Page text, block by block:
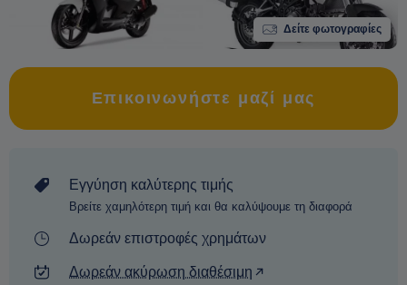
Δείτε φωτογραφίες
Επικοινωνήστε μαζί μας
Εγγύηση καλύτερης τιμής
Βρείτε χαμηλότερη τιμή και θα καλύψουμε τη διαφορά
Δωρεάν επιστροφές χρημάτων
Δωρεάν ακύρωση διαθέσιμη